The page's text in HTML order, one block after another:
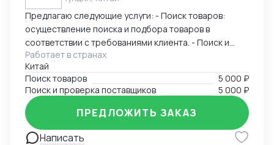
Предлагаю следующие услуги: - Поиск товаров:
осуществление поиска и подбора товаров в
соответствии с требованиями клиента. - Поиск и
проверка поставщиков: исследование и проверка
надежности и качества потенциальных поставщиков
товаров. Я имею широкую сеть контактов в
различных отраслях. Моими клиентами были как
крупные компании, так и малые предприятия.
Заказывая услуги у меня, вы можете быть уверены в
получении высококачественных и надежных
Работает в странах
Китай
Поиск товаров
5 000 ₽
Поиск и проверка поставщиков
5 000 ₽
Написать
ПРЕДЛОЖИТЬ ЗАКАЗ